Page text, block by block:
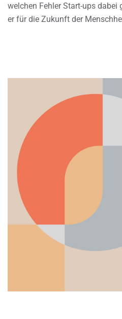
welchen Fehler Start-ups dabei
er für die Zukunft der